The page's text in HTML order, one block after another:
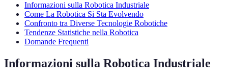
Informazioni sulla Robotica Industriale
Come La Robotica Si Sta Evolvendo
Confronto tra Diverse Tecnologie Robotiche
Tendenze Statistiche nella Robotica
Domande Frequenti
Informazioni sulla Robotica Industriale